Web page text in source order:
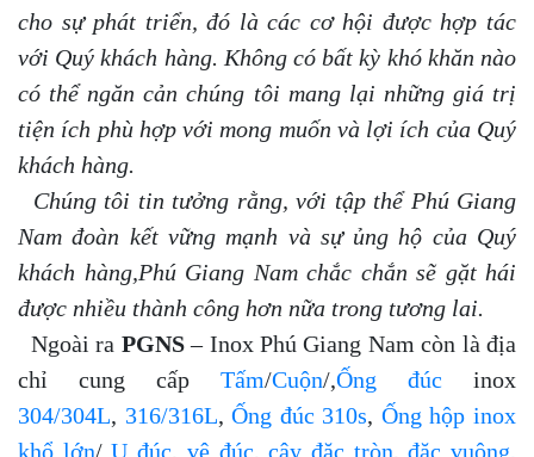
cho sự phát triển, đó là các cơ hội được hợp tác
với Quý khách hàng. Không có bất kỳ khó khăn nào
có thể ngăn cản chúng tôi mang lại những giá trị
tiện ích phù hợp với mong muốn và lợi ích của Quý
khách hàng.
Chúng tôi tin tưởng rằng, với tập thể Phú Giang
Nam đoàn kết vững mạnh và sự ủng hộ của Quý
khách hàng,Phú Giang Nam chắc chắn sẽ gặt hái
được nhiều thành công hơn nữa trong tương lai.
Ngoài ra PGNS– Inox Phú Giang Nam còn là địa
chỉ cung cấp Tấm/Cuộn/,Ống đúc inox
304/304L, 316/316L,Ống đúc 310s, Ống hộp inox
khổ lớn/U đúc, vê đúc,cây đặc tròn,đặc vuông,